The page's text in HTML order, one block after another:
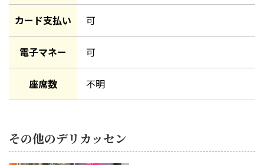
カード支払い 可
電子マネー 可
座席数 不明
その他のデリカッセン